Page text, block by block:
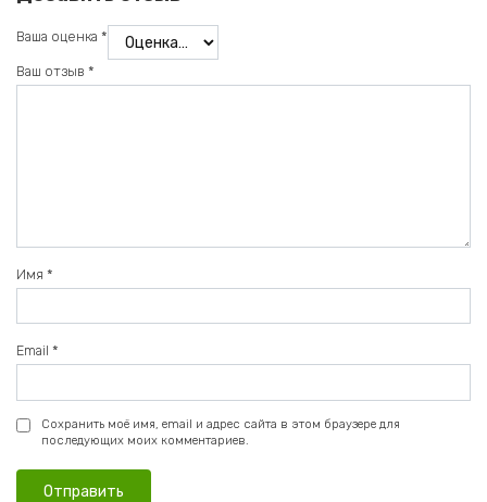
Ваша оценка *
Ваш отзыв *
Имя *
Email *
Сохранить моё имя, email и адрес сайта в этом браузере для
последующих моих комментариев.